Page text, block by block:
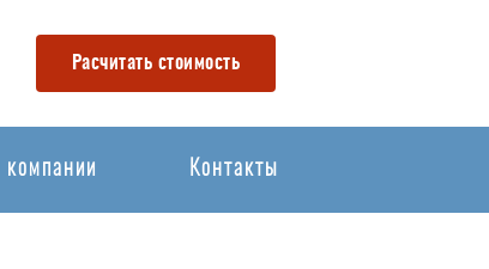
Расчитать стоимость
компании Контакты